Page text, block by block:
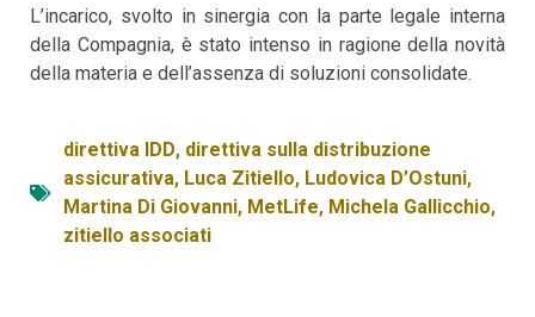
L’incarico, svolto in sinergia con la parte legale interna
della Compagnia, è stato intenso in ragione della novità
della materia e dell’assenza di soluzioni consolidate.
direttiva IDD, direttiva sulla distribuzione
assicurativa, Luca Zitiello, Ludovica D’Ostuni,
Martina Di Giovanni, MetLife, Michela Gallicchio,
zitiello associati